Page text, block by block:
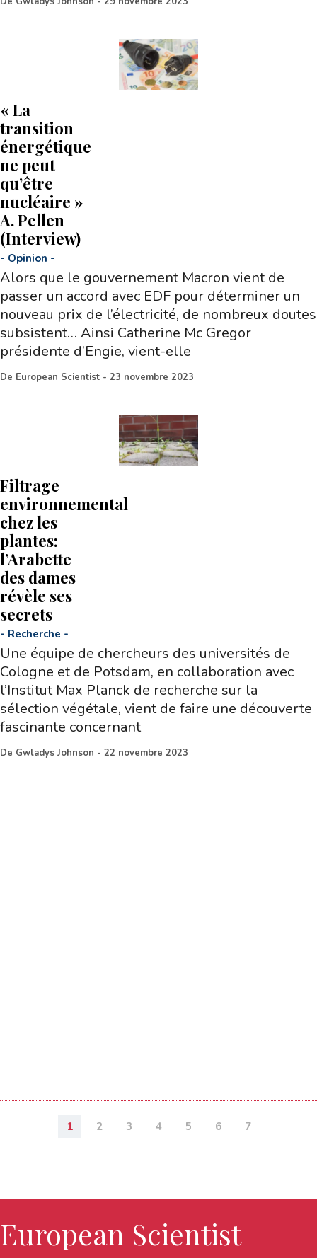
« La
transition
énergétique
ne peut
qu’être
nucléaire »
A. Pellen
(Interview)
- Opinion -
Alors que le gouvernement Macron vient de
passer un accord avec EDF pour déterminer un
nouveau prix de l’électricité, de nombreux doutes
subsistent… Ainsi Catherine Mc Gregor
présidente d’Engie, vient-elle
De European Scientist - 23 novembre 2023
Filtrage
environnemental
chez les
plantes:
l’Arabette
des dames
révèle ses
secrets
- Recherche -
Une équipe de chercheurs des universités de
Cologne et de Potsdam, en collaboration avec
l’Institut Max Planck de recherche sur la
sélection végétale, vient de faire une découverte
fascinante concernant
De Gwladys Johnson - 22 novembre 2023
1 2 3 4 5 6 7
European Scientist